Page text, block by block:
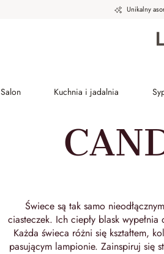
Unikalny
Salon Kuchnia i jadalnia
Świece są tak samo
ciasteczek. Ich ciepły blask
Każda świeca różni się kształtem,
pasującym lampionie. Zainspiruj się